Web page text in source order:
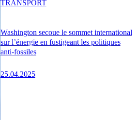
Washington secoue le sommet international
sur l’énergie en fustigeant les politiques
anti-fossiles
25.04.2025
TRANSPORT